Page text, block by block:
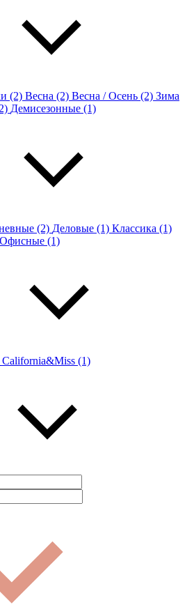
(2) Весна (2) Весна / Осень (2) Зима
Демисезонные (1)
(2) Деловые (1) Классика (1)
Офисные (1)
California&Miss (1)